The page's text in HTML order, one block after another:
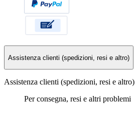
Assistenza clienti (spedizioni, resi e altro)
Assistenza clienti (spedizioni, resi e altro)
Per consegna, resi e altri problemi